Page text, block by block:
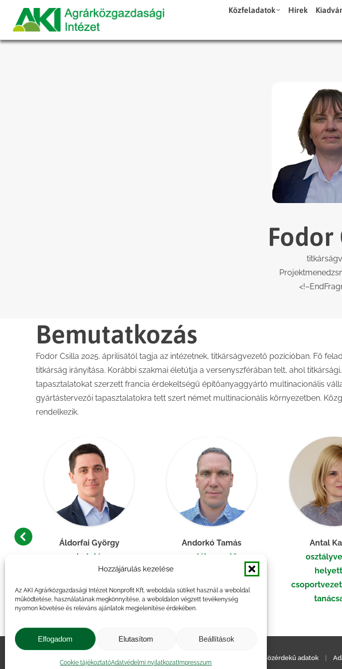
Hozzájárulás kezelése
Az AKI Agrárközgazdasági Intézet Nonprofit Kft. weboldala sütiket használ a weboldal
működtetése, használatának megkönnyítése, a weboldalon végzett tevékenység
nyomon követése és releváns ajánlatok megjelenítése érdekében.
Elfogadom Elutasítom Beállítások
Cookie tájékoztatóAdatvédelmi nyilatkozat Impresszum
Közfeladatok Hírek
Fodor
Bemutatkozás
Fodor Csilla 2025. áprilisától tagja az intézetnek, titkárságvezető pozícióban. Fő
titkárság irányítása. Korábbi szakmai életútja a versenyszférában telt, ahol
tapasztalatokat szerzett francia érdekeltségű építőanyaggyártó multinacionális
gyártástervezői tapasztalatokra tett szert német multinacionális környezetben.
rendelkezik.
Áldorfai György
kutató
Andorkó Tamás
osztályvezető,
üzemeltetési szakértő
Antal
Impresszum Kapcsolat Közérdekű adatok